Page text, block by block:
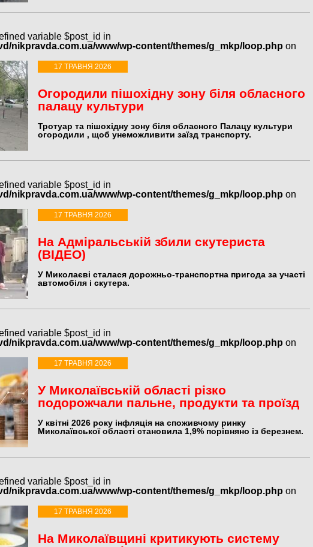
variable $post_id in
nikpravda.com.ua/www/wp-content/themes/g_mkp/loop.php on
17 ТРАВНЯ 2026
Огородили пішохідну зону біля обласного
палацу культури
Тротуар та пішохідну зону біля обласного Палацу культури
огородили , щоб унеможливити заїзд транспорту.
variable $post_id in
nikpravda.com.ua/www/wp-content/themes/g_mkp/loop.php on
17 ТРАВНЯ 2026
На Адміральській збили скутериста
(ВІДЕО)
У Миколаєві сталася дорожньо-транспортна пригода за участі
автомобіля і скутера.
variable $post_id in
nikpravda.com.ua/www/wp-content/themes/g_mkp/loop.php on
17 ТРАВНЯ 2026
У Миколаївській області різко
подорожчали пальне, продукти та проїзд
У квітні 2026 року інфляція на споживчому ринку
Миколаївської області становила 1,9% порівняно із березнем.
variable $post_id in
nikpravda.com.ua/www/wp-content/themes/g_mkp/loop.php on
17 ТРАВНЯ 2026
На Миколаївщині критикують систему